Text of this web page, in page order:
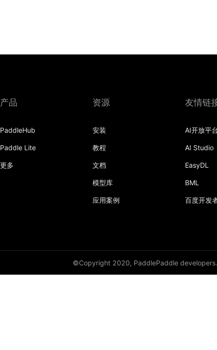
产品
PaddleHub
Paddle Lite
更多
资源
安装
教程
文档
模型库
应用案例
友情链
AI开放平
AI Studio
EasyDL
BML
百度开发
©Copyright 2020, PaddlePaddle developers.